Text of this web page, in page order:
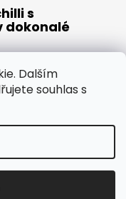
Dalším
souhlas s
s
dokonalé
pro pizzu,
. Všechna práva